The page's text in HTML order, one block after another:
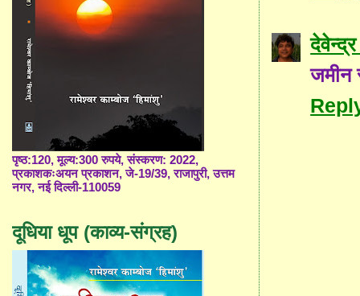
जमीन
पृष्ठ:120, मूल्य:300 रुपये, संस्करण: 2022,
प्रकाशकःअयन प्रकाशन, जे-19/39, राजापुरी, उत्तम
नगर, नई दिल्ली-110059
दूधिया धूप (काव्य-संग्रह)